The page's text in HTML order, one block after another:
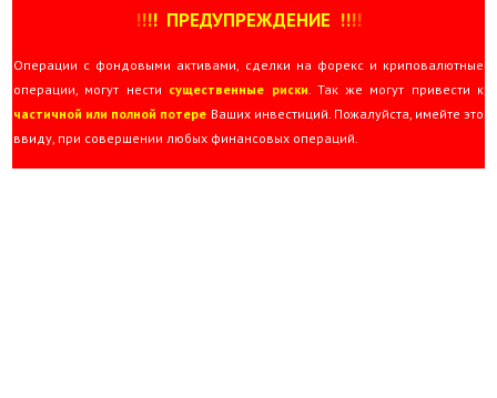
!!!! ПРЕДУПРЕЖДЕНИЕ !!!!
Операции с фондовыми активами, сделки на форекс и криповалютные
операции, могут нести существенные риски. Так же могут привести к
частичной или полной потере Ваших инвестиций. Пожалуйста, имейте это
ввиду, при совершении любых финансовых операций.